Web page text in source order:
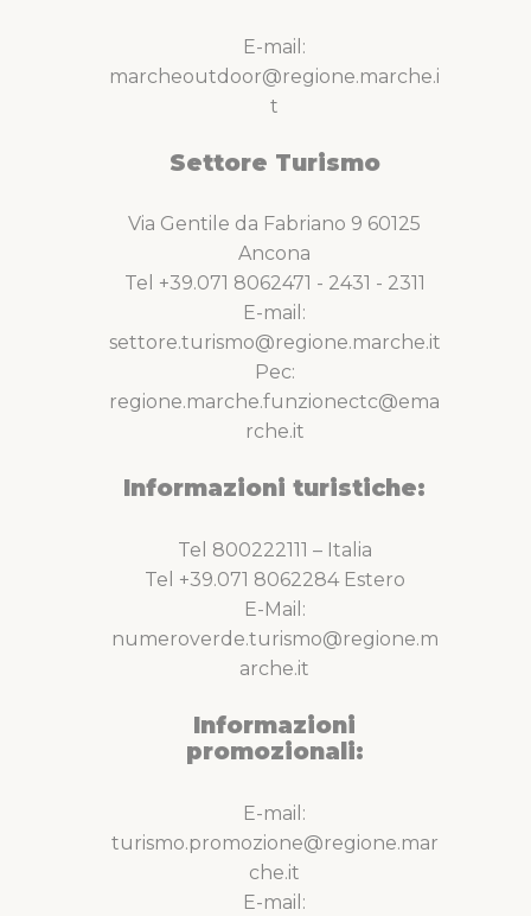
E-mail:
marcheoutdoor@regione.marche.i
t
Settore Turismo
Via Gentile da Fabriano 9 60125
Ancona
Tel +39.071 8062471 - 2431 - 2311
E-mail:
settore.turismo@regione.marche.it
Pec:
regione.marche.funzionectc@ema
rche.it
Informazioni turistiche:
Tel 800222111 – Italia
Tel +39.071 8062284 Estero
E-Mail:
numeroverde.turismo@regione.m
arche.it
Informazioni
promozionali:
E-mail:
turismo.promozione@regione.mar
che.it
E-mail: